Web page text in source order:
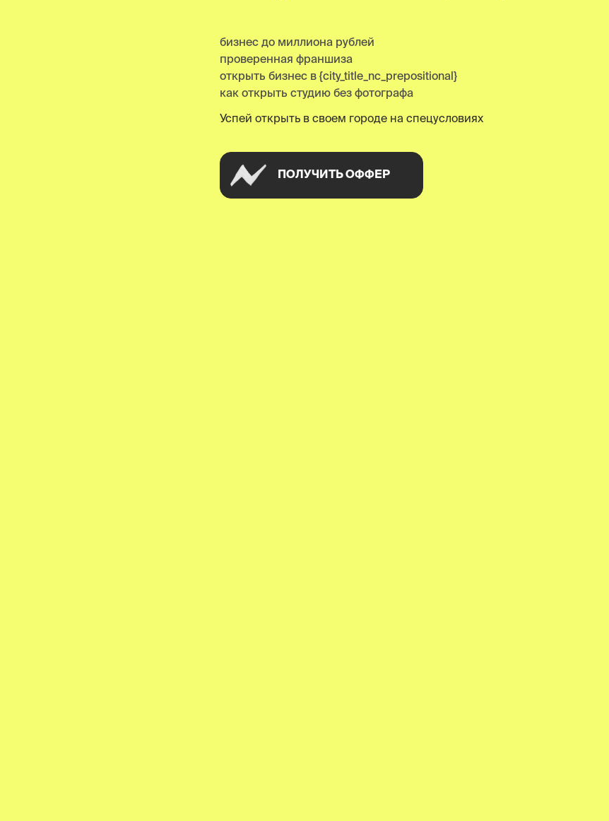
бизнес до миллиона рублей
проверенная франшиза
открыть бизнес в {city_title_nc_prepositional}
как открыть студию без фотографа
Успей открыть в своем городе на спецусловиях
ПОЛУЧИТЬ ОФФЕР